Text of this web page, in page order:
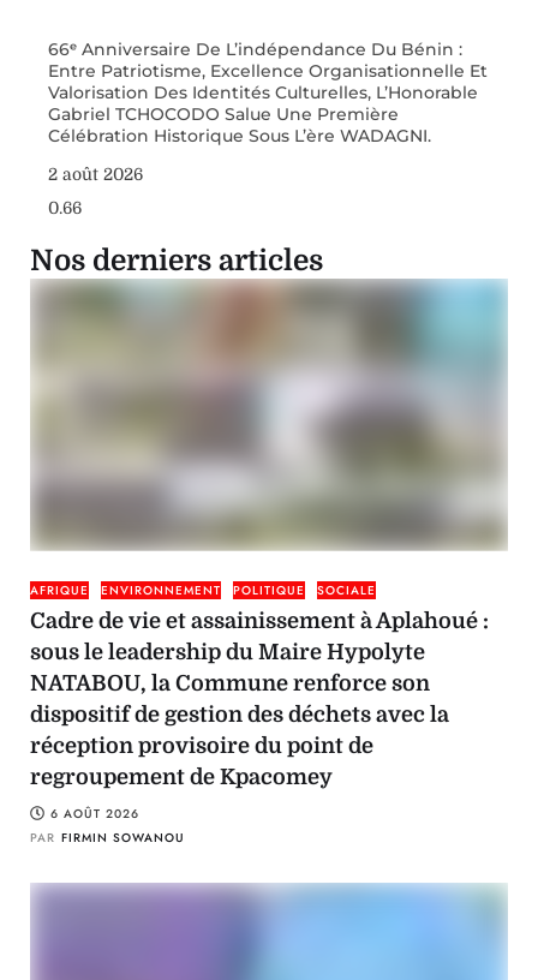
66ᵉ Anniversaire De L’indépendance Du Bénin :
Entre Patriotisme, Excellence Organisationnelle Et
Valorisation Des Identités Culturelles, L’Honorable
Gabriel TCHOCODO Salue Une Première
Célébration Historique Sous L’ère WADAGNI.
2 août 2026
Nos derniers articles
AFRIQUE ENVIRONNEMENT POLITIQUE SOCIALE
Cadre de vie et assainissement à Aplahoué :
sous le leadership du Maire Hypolyte
NATABOU, la Commune renforce son
dispositif de gestion des déchets avec la
réception provisoire du point de
regroupement de Kpacomey
6 AOÛT 2026
PAR FIRMIN SOWANOU